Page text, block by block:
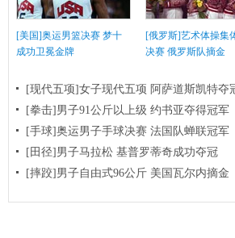
[美国]奥运男篮决赛 梦十
成功卫冕金牌
[俄罗斯]艺术体操集
决赛 俄罗斯队摘金
[现代五项]女子现代五项 阿萨道斯凯特夺
[拳击]男子91公斤以上级 约书亚夺得冠军
[手球]奥运男子手球决赛 法国队蝉联冠军
[田径]男子马拉松 基普罗蒂奇成功夺冠
[摔跤]男子自由式96公斤 美国瓦尔内摘金